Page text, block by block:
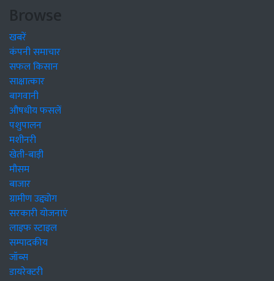
Browse
खबरें
कंपनी समाचार
सफल किसान
साक्षात्कार
बागवानी
औषधीय फसलें
पशुपालन
मशीनरी
खेती-बाड़ी
मौसम
बाजार
ग्रामीण उद्द्योग
सरकारी योजनाएं
लाइफ स्टाइल
सम्पादकीय
जॉब्स
डायरेक्टरी